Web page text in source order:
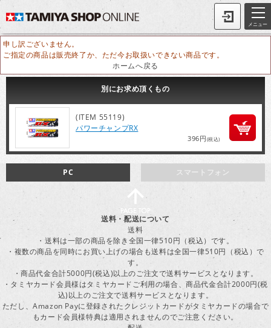
メニュー
申し訳ございません。
ご指定の商品は販売終了か、ただ今お取扱いできない商品です。
ホームへ戻る
別にお求め頂くもの
(ITEM 55119)
パワーチャンプRX
396円(税込)
スマートフォン
PC
送料・配送について
送料
・送料は一部の商品を除き全国一律510円（税込）です。
・複数の商品を同時にお買い上げの場合も送料は全国一律510円（税込）で
す。
・商品代金合計5000円(税込)以上のご注文で送料サービスとなります。
・タミヤカード会員様はタミヤカードご利用の場合、商品代金合計2000円(税
込)以上のご注文で送料サービスとなります。
ただし、Amazon Payに登録されたクレジットカードがタミヤカードの場合で
もカード会員様特典は適用されませんのでご注意ください。